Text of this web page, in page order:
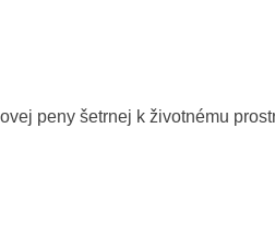
peny šetrnej k životnému